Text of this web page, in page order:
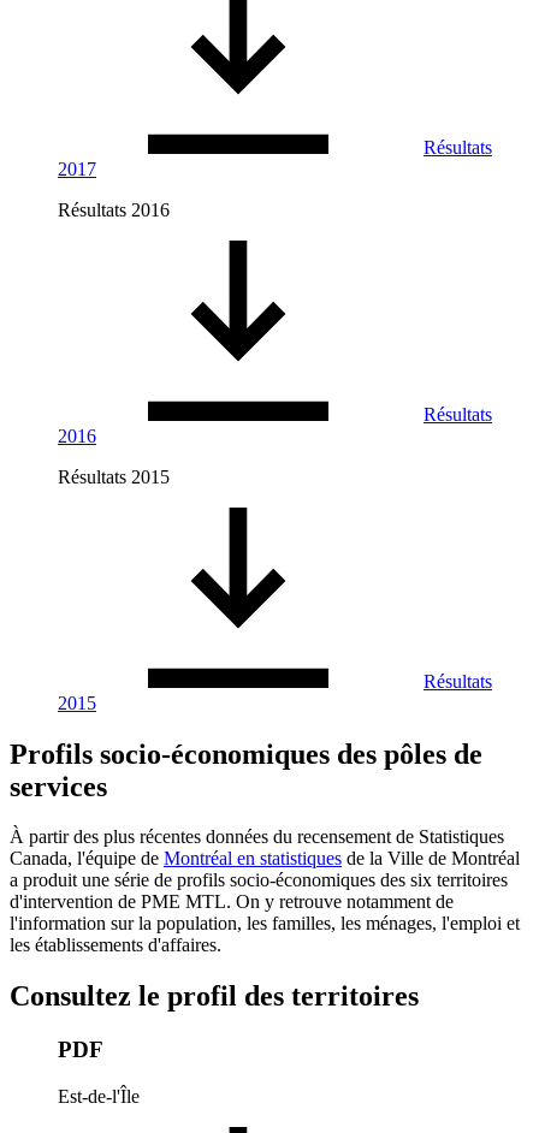
Résultats
2017
Résultats 2016
Résultats
2016
Résultats 2015
Résultats
2015
Profils socio-économiques des pôles de
services
À partir des plus récentes données du recensement de Statistiques
Canada, l'équipe de Montréal en statistiques de la Ville de Montréal
a produit une série de profils socio-économiques des six territoires
d'intervention de PME MTL. On y retrouve notamment de
l'information sur la population, les familles, les ménages, l'emploi et
les établissements d'affaires.
Consultez le profil des territoires
PDF
Est-de-l'Île